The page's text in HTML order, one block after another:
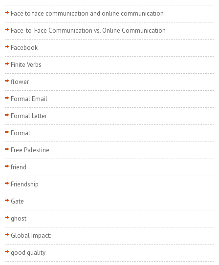
Face to face communication and online communication
Face-to-Face Communication vs. Online Communication
Facebook
Finite Verbs
flower
Formal Email
Formal Letter
Format
Free Palestine
friend
Friendship
Gate
ghost
Global Impact:
good quality